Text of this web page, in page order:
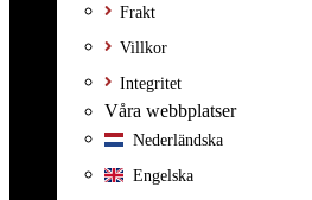
Frakt
Villkor
Integritet
Våra webbplatser
Nederländska
Engelska